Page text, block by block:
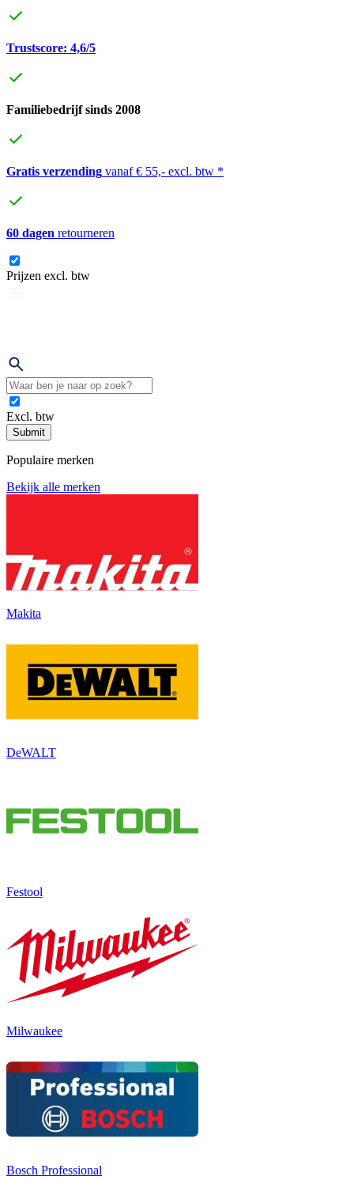
Trustscore: 4,6/5
Familiebedrijf sinds 2008
Gratis verzending vanaf € 55,- excl. btw *
60 dagen retourneren
Prijzen excl. btw
Excl. btw
Submit
Populaire merken
Bekijk alle merken
Makita
DeWALT
Festool
Milwaukee
Bosch Professional